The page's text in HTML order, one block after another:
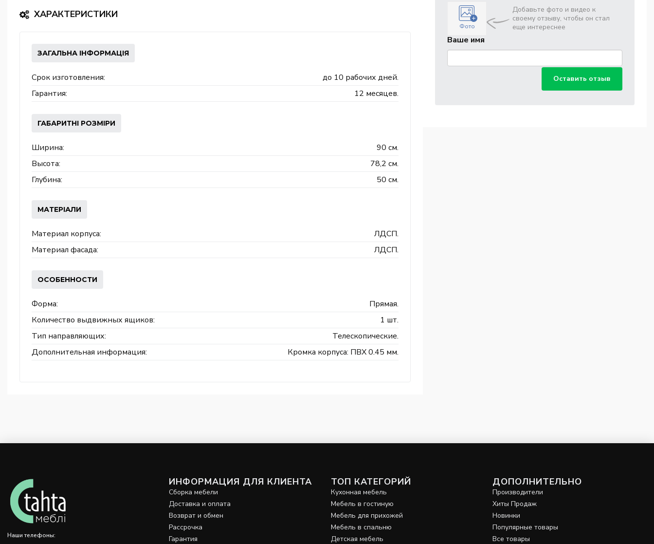
ХАРАКТЕРИСТИКИ
ЗАГАЛЬНА ІНФОРМАЦІЯ
Срок изготовления:
до 10 рабочих дней.
Гарантия:
12 месяцев.
ГАБАРИТНІ РОЗМІРИ
Ширина:
90 см.
Высота:
78,2 см.
Глубина:
50 см.
МАТЕРІАЛИ
Материал корпуса:
ЛДСП.
Материал фасада:
ЛДСП.
ОСОБЕННОСТИ
Форма:
Прямая.
Количество выдвижных ящиков:
1 шт.
Тип направляющих:
Телескопические.
Дополнительная информация:
Кромка корпуса: ПВХ 0.45 мм.
Фото
Добавьте фото и видео к
своему отзыву, чтобы он стал
еще интереснее
Ваше имя
Оставить отзыв
Наши телефоны:
ИНФОРМАЦИЯ ДЛЯ КЛИЕНТА
Сборка мебели
Доставка и оплата
Возврат и обмен
Рассрочка
Гарантия
ТОП КАТЕГОРИЙ
Кухонная мебель
Мебель в гостиную
Мебель для прихожей
Мебель в спальню
Детская мебель
ДОПОЛНИТЕЛЬНО
Производители
Хиты Продаж
Новинки
Популярные товары
Все товары